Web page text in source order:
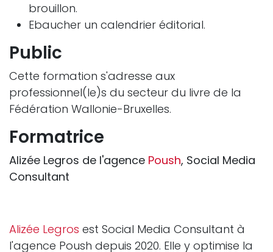
brouillon.
Ebaucher un calendrier éditorial.
Public
Cette formation s'adresse aux
professionnel(le)s du secteur du livre de la
Fédération Wallonie-Bruxelles.
Formatrice
Alizée Legros de l'agence Poush, Social Media
Consultant
Alizée Legros est Social Media Consultant à
l'agence Poush depuis 2020. Elle y optimise la